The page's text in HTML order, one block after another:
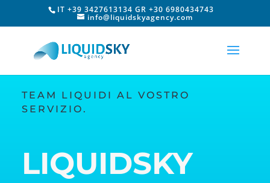
IT +39 3427613134 GR +30 6980434743
info@liquidskyagency.com
TEAM LIQUIDI AL VOSTRO
SERVIZIO.
LIQUIDSKY